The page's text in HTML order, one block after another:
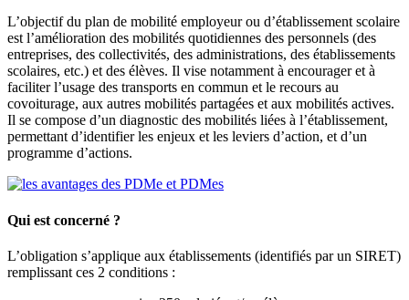
L’objectif du plan de mobilité employeur ou d’établissement scolaire
est l’amélioration des mobilités quotidiennes des personnels (des
entreprises, des collectivités, des administrations, des établissements
scolaires, etc.) et des élèves. Il vise notamment à encourager et à
faciliter l’usage des transports en commun et le recours au
covoiturage, aux autres mobilités partagées et aux mobilités actives.
Il se compose d’un diagnostic des mobilités liées à l’établissement,
permettant d’identifier les enjeux et les leviers d’action, et d’un
programme d’actions.
Qui est concerné ?
L’obligation s’applique aux établissements (identifiés par un SIRET)
remplissant ces 2 conditions :